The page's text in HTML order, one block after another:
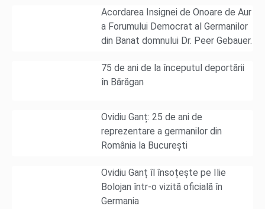
Acordarea Insignei de Onoare de Aur
a Forumului Democrat al Germanilor
din Banat domnului Dr. Peer Gebauer.
75 de ani de la începutul deportării
în Bărăgan
Ovidiu Ganț: 25 de ani de
reprezentare a germanilor din
România la București
Ovidiu Ganț îl însoțește pe Ilie
Bolojan într-o vizită oficială în
Germania